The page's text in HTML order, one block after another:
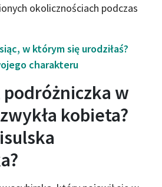
okolicznościach podczas
w którym się urodziłaś?
charakteru
w
kobieta?